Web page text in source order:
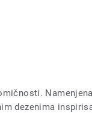
dezenima